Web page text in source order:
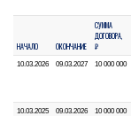
НАЧАЛО ОКОНЧАНИЕ
СУММА
ДОГОВОРА,
₽
10.03.2026 09.03.2027 10 000 000
10.03.2025 09.03.2026 10 000 000